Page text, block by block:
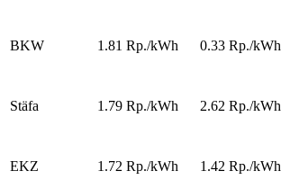
BKW 1.81 Rp./kWh 0.33 Rp./kWh
Stäfa 1.79 Rp./kWh 2.62 Rp./kWh
EKZ 1.72 Rp./kWh 1.42 Rp./kWh